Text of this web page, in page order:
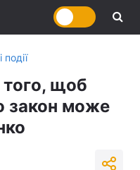
події
щоб
закон може